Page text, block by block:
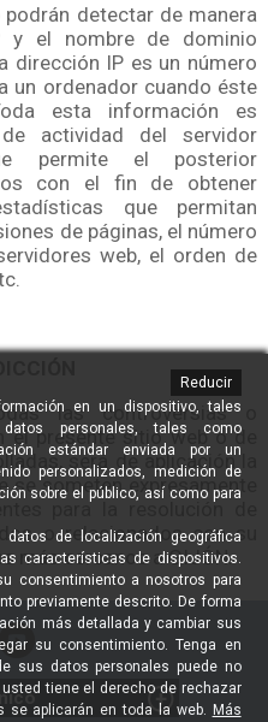
en un dispositivo, tales
personales, tales como
estándar enviada por un
personalizados, medición de
sobre el público, así como para
de localización geográfica
características de dispositivos.
consentimiento a nosotros para
previamente descrito. De forma
más detallada y cambiar sus
su consentimiento. Tenga en
sus datos personales puede no
tiene el derecho de rechazar
se aplicarán en toda la web. Más
Reducir
detectar de manera
y el nombre de dominio
dirección IP es un número
un ordenador cuando éste
esta información es
actividad del servidor
permite el posterior
con el fin de obtener
que permitan
de páginas, el número
web, el orden de
las controversias o
el presente sitio web o de
será de aplicación la
se someten expresamente
para la resolución de
o relacionados con su
más cercanos a GIJÓN.